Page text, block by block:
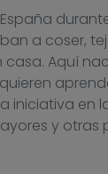
a coser,
Aquí
iniciativa en
y otras